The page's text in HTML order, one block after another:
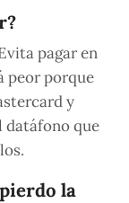
pagar en
peor porque
y
datáfono que
la